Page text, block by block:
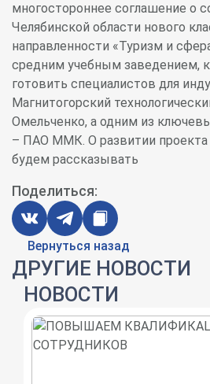
многостороннее соглашение о
Челябинской области нового
направленности «Туризм и
средним учебным заведением,
готовить специалистов для
Магнитогорский
Омельченко, а одним из
– ПАО ММК. О развитии проекта
будем рассказывать
Поделиться:
Вернуться назад
ДРУГИЕ НОВОСТИ
НОВОСТИ